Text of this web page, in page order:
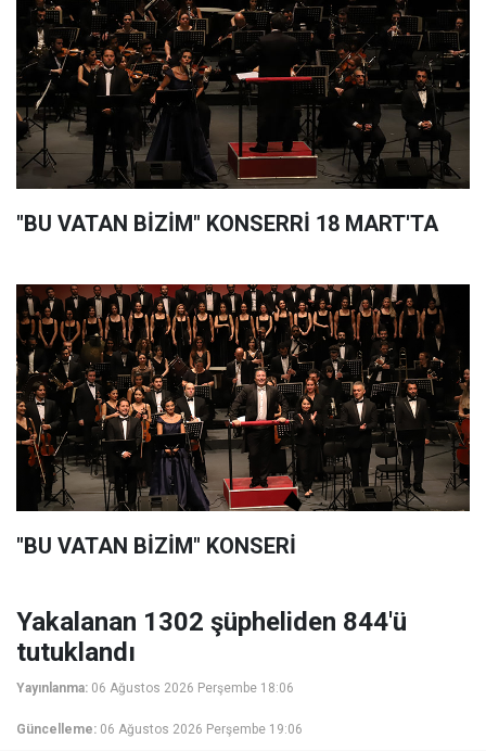
"BU VATAN BİZİM" KONSERRİ 18 MART'TA
"BU VATAN BİZİM" KONSERİ
Yakalanan 1302 şüpheliden 844'ü
tutuklandı
Yayınlanma: 06 Ağustos 2026 Perşembe 18:06
Güncelleme: 06 Ağustos 2026 Perşembe 19:06